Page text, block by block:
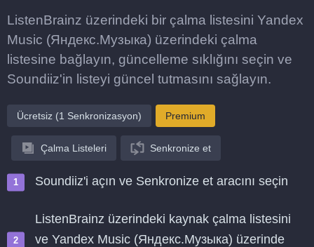
ListenBrainz üzerindeki bir çalma listesini Yandex
Music (Яндекс.Музыка) üzerindeki çalma
listesine bağlayın, güncelleme sıklığını seçin ve
Soundiiz'in listeyi güncel tutmasını sağlayın.
Ücretsiz (1 Senkronizasyon) Premium
Çalma Listeleri Senkronize et
Soundiiz'i açın ve Senkronize et aracını seçin
ListenBrainz üzerindeki kaynak çalma listesini
ve Yandex Music (Яндекс.Музыка) üzerinde